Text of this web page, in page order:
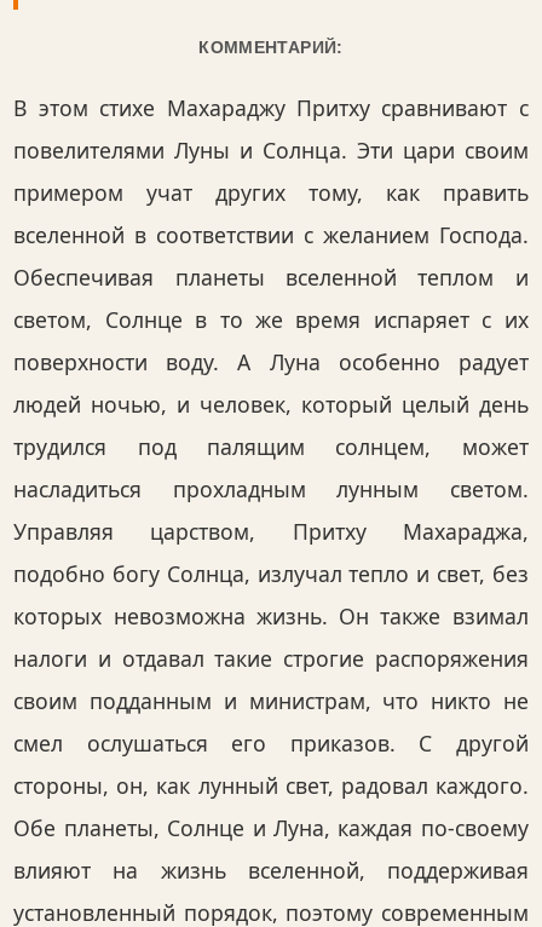
КОММЕНТАРИЙ:
В этом стихе Махараджу Притху сравнивают с
повелителями Луны и Солнца. Эти цари своим
примером учат других тому, как править
вселенной в соответствии с желанием Господа.
Обеспечивая планеты вселенной теплом и
светом, Солнце в то же время испаряет с их
поверхности воду. А Луна особенно радует
людей ночью, и человек, который целый день
трудился под палящим солнцем, может
насладиться прохладным лунным светом.
Управляя царством, Притху Махараджа,
подобно богу Солнца, излучал тепло и свет, без
которых невозможна жизнь. Он также взимал
налоги и отдавал такие строгие распоряжения
своим подданным и министрам, что никто не
смел ослушаться его приказов. С другой
стороны, он, как лунный свет, радовал каждого.
Обе планеты, Солнце и Луна, каждая по-своему
влияют на жизнь вселенной, поддерживая
установленный порядок, поэтому современным